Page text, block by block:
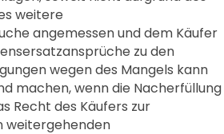
weitere
angemessen und dem Käufer
zu den
wegen des Mangels kann
machen, wenn die Nacherfüllung
Recht des Käufers zur
weitergehenden